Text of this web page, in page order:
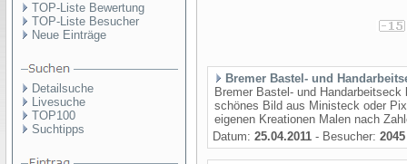
TOP-Liste Bewertung
TOP-Liste Besucher
Neue Einträge
Detailsuche
Livesuche
TOP100
Suchtipps
Bremer Bastel- und
Bremer Bastel- und
schönes Bild aus Ministeck oder
eigenen Kreationen Malen nach
Datum: 25.04.2011 - Besucher: 2045